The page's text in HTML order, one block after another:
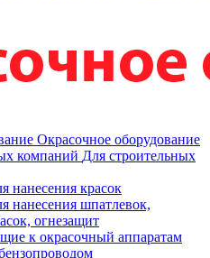
Окрасочное оборудование
Для строительных
нанесения красок
нанесения шпатлевок,
огнезащит
к окрасочный аппаратам